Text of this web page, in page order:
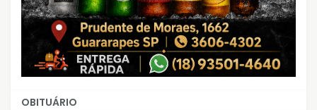
OBITUÁRIO